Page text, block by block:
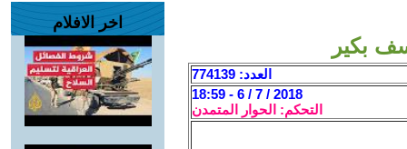
بكير
العدد: 774139
2018 / 7 / 6 - 18:59
التحكم: الحوار المتمدن
اخر الافلام